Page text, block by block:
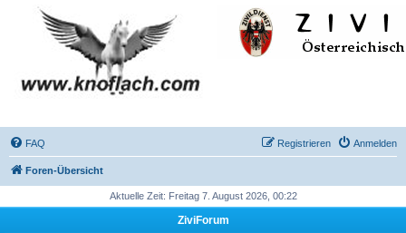
FAQ Anmelden
Registrieren
Foren-Übersicht
Aktuelle Zeit: Freitag 7. August 2026, 00:22
ZiviForum